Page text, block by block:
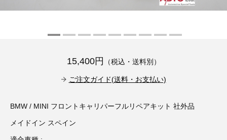
ホイールロック取り外しツール（6）
ライト関連（6）
15,400円 （税込・送料別）
ご注文ガイド(送料・お支払い)
BMW / MINI フロントキャリパーフルリペアキット 社外品
メイドイン スペイン